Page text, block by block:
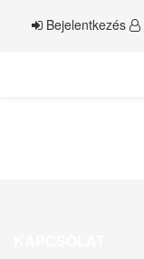
Bejelentkezés